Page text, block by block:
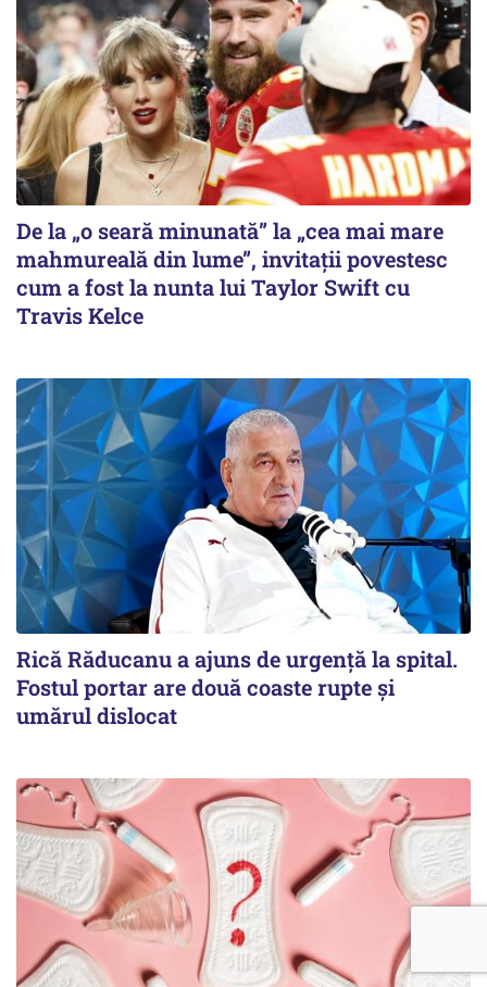
De la „o seară minunată” la „cea mai mare
mahmureală din lume”, invitații povestesc
cum a fost la nunta lui Taylor Swift cu
Travis Kelce
Rică Răducanu a ajuns de urgență la spital.
Fostul portar are două coaste rupte și
umărul dislocat